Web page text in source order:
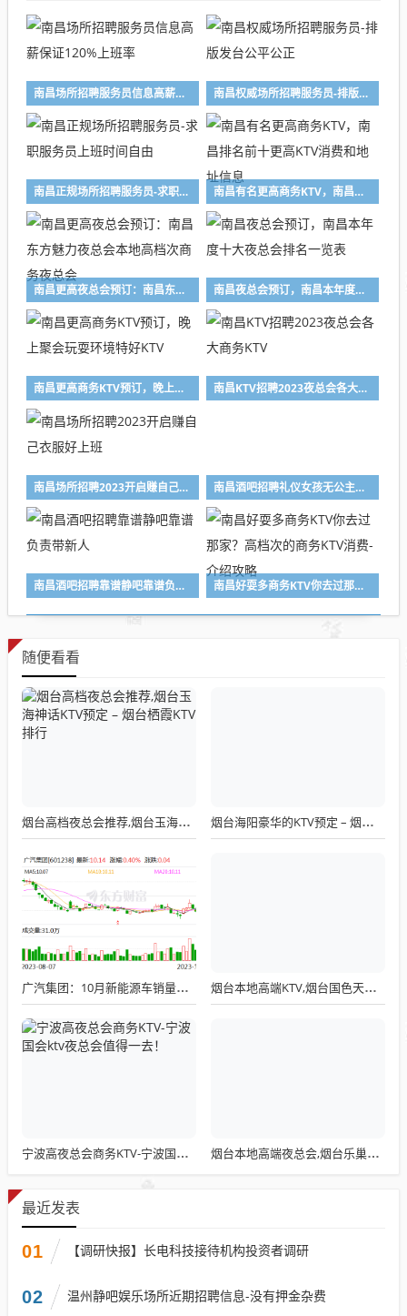
南昌场所招聘服务员信息高薪保证120%上班率 南昌权威场所招聘服务员-排版发台公平公正
南昌正规场所招聘服务员-求职服务员上班时间自由 南昌有名更高商务KTV，南昌排名前十更高KTV消费和地址信息
南昌更高夜总会预订：南昌东方魅力夜总会本地高档次商务夜总会 南昌夜总会预订，南昌本年度十大夜总会排名一览表
南昌更高商务KTV预订，晚上聚会玩耍环境特好KTV 南昌KTV招聘2023夜总会各大商务KTV
南昌场所招聘2023开启赚自己衣服好上班 南昌酒吧招聘礼仪女孩无公主病的
南昌酒吧招聘靠谱静吧靠谱负责带新人 南昌好耍多商务KTV你去过那家？高档次的商务KTV消费-介绍攻略
随便看看
烟台高档夜总会推荐,烟台玉海神话KTV预定 – 烟台栖霞KTV排行 烟台海阳豪华的KTV预定 – 烟台海阳KTV排行
广汽集团：10月新能源车销量同比增长39.24% 烟台本地高端KTV,烟台国色天香KTV预定 – 烟台牟平KTV排行
宁波高夜总会商务KTV-宁波国会ktv夜总会值得一去！ 烟台本地高端夜总会,烟台乐巢夜总会KTV订房 – 烟台蓬莱KTV排行
最近发表
01 【调研快报】长电科技接待机构投资者调研
02 温州静吧娱乐场所近期招聘信息-没有押金杂费